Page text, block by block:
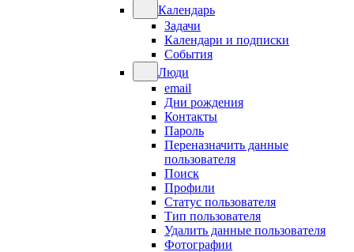
Календарь
Задачи
Календари и подписки
События
Люди
email
Дни рождения
Контакты
Пароль
Переназначить данные
пользователя
Поиск
Профили
Статус пользователя
Тип пользователя
Удалить данные пользователя
Фотографии